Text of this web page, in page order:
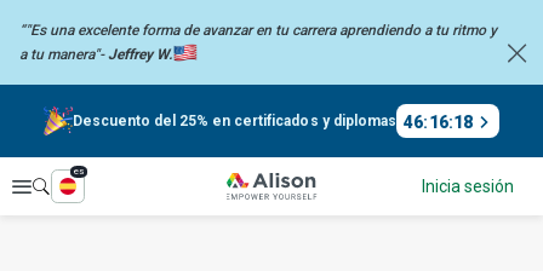
“"Es una excelente forma de avanzar en tu carrera aprendiendo a turitmo y
a tu manera"-Jeffrey W.
Descuento del 25% en certificados y diplomas 46:16:17
Explorar
es
Inicia sesión